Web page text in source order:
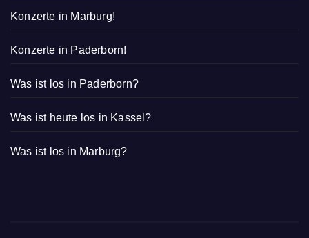
Konzerte in Marburg!
Konzerte in Paderborn!
Was ist los in Paderborn?
Was ist heute los in Kassel?
Was ist los in Marburg?